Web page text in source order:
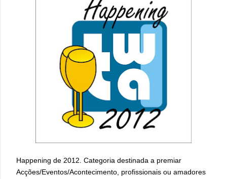
Happening de 2012. Categoria destinada a premiar
Acções/Eventos/Acontecimento, profissionais ou amadores